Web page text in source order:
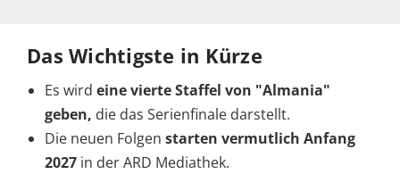
Das Wichtigste in Kürze
Es wird eine vierte Staffel von "Almania"
geben, die das Serienfinale darstellt.
Die neuen Folgen starten vermutlich Anfang
2027 in der ARD Mediathek.